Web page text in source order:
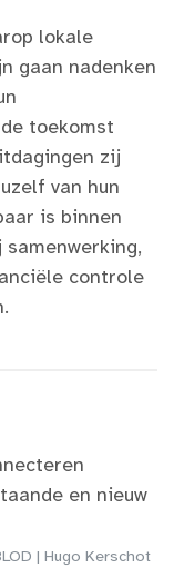
lokale
gaan nadenken
toekomst
zij
van hun
is binnen
controle
en nieuw
| Hugo Kerschot